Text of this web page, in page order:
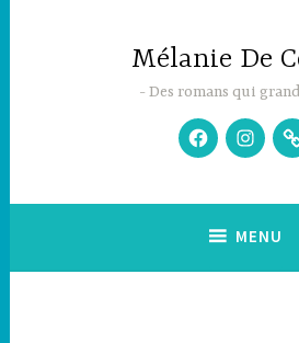
Mélanie De
Des romans qui
Facebook
MENU